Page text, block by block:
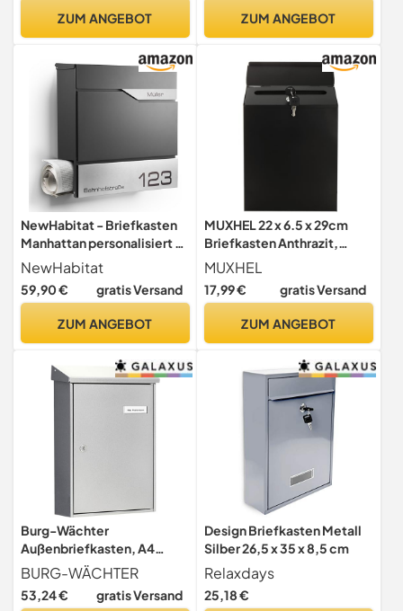
Zeitungsfach,
Namensschild, anthrazit
ZUM ANGEBOT
Zeitungsrolle, rostfrei,
ZUM ANGEBOT
NewHabitat - Briefkasten
Manhattan personalisiert -
Anthrazit RAL 7016
NewHabitat
59,90 € gratis Versand
ZUM ANGEBOT
MUXHEL 22 x 6.5 x 29cm
Briefkasten Anthrazit,
Briefkasten mit
Zeitungsfach, Briefkaste
mit Namensschild,
Sichtfenster,Wandbriefkas
Schlüssel, Schwarz
MUXHEL
17,99 € gratis Versand
ZUM ANGEBOT
Burg-Wächter
Außenbriefkasten, A4
Einwurf-Format, Vollflächig
verzinkt, Strukturlackiert,
Letter 5832 Si, Silber
BURG-WÄCHTER
53,24 € gratis Versand
Design Briefkasten Metall
Silber 26,5 x 35 x 8,5 cm
Relaxdays
25,18 €